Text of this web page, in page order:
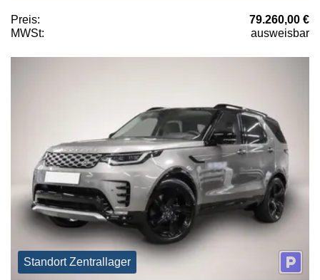
Preis:
79.260,00 €
MWSt:
ausweisbar
Standort Zentrallager